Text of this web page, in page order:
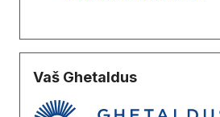
Vaš Ghetaldus